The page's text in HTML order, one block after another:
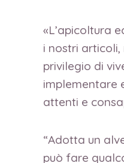
«L’apicoltura
i nostri
privilegio di
implementare
attenti e
“Adotta un
può fare